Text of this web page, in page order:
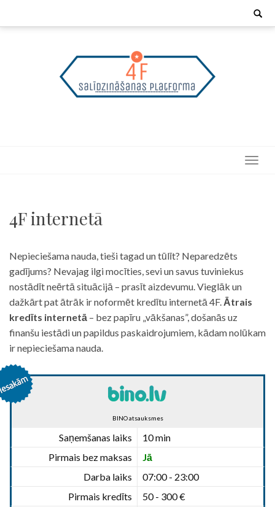
Search
4F internetā
Nepieciešama nauda, tieši tagad un tūlīt? Neparedzēts
gadījums? Nevajag ilgi mocīties, sevi un savus tuviniekus
nostādīt neērtā situācijā – prasīt aizdevumu. Vieglāk un
dažkārt pat ātrāk ir noformēt kredītu internetā 4F. Ātrais
kredīts internetā – bez papīru „vākšanas”, došanās uz
finanšu iestādi un papildus paskaidrojumiem, kādam nolūkam
ir nepieciešama nauda.
BINO atsauksmes
Saņemšanas laiks
10 min
Pirmais bez maksas
Jā
Darba laiks
07:00 - 23:00
Pirmais kredīts
50 - 300 €